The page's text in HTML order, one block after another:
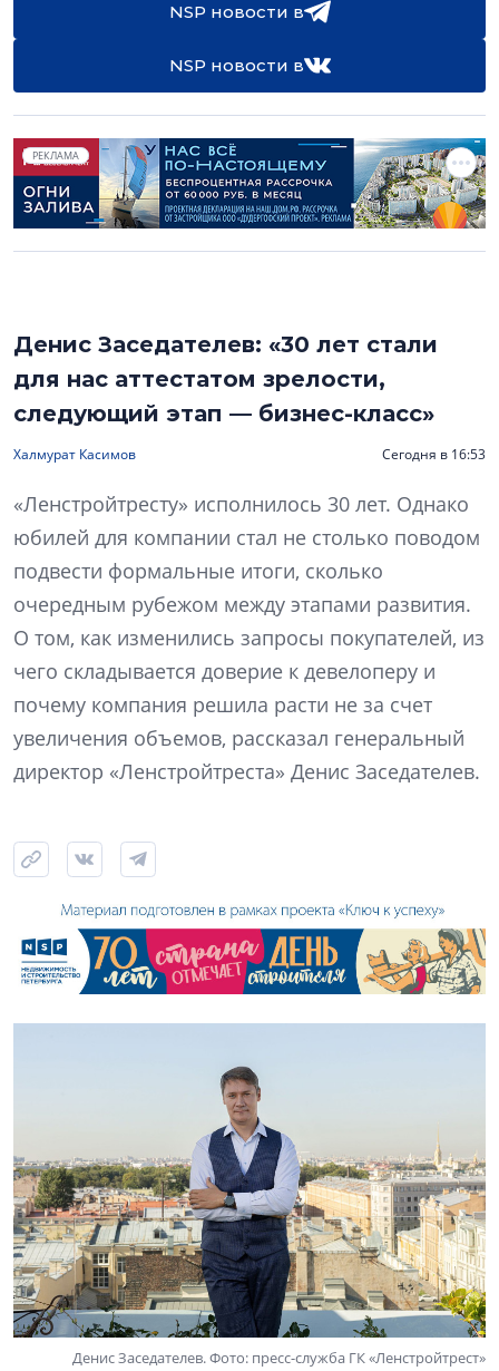
NSP новости в
NSP новости в
РЕКЛАМА
Денис Заседателев: «30 лет стали
для нас аттестатом зрелости,
следующий этап — бизнес-класс»
Халмурат Касимов Сегодня в 16:53
«Ленстройтресту» исполнилось 30 лет. Однако
юбилей для компании стал не столько поводом
подвести формальные итоги, сколько
очередным рубежом между этапами развития.
О том, как изменились запросы покупателей, из
чего складывается доверие к девелоперу и
почему компания решила расти не за счет
увеличения объемов, рассказал генеральный
директор «Ленстройтреста» Денис Заседателев.
Денис Заседателев. Фото: пресс-служба ГК «Ленстройтрест»